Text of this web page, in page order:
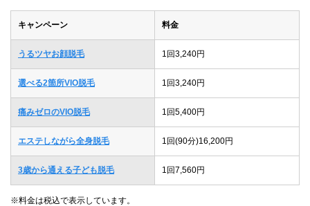
キャンペーン 料金
うるツヤお顔脱毛 1回3,240円
選べる2箇所VIO脱毛 1回3,240円
痛みゼロのVIO脱毛 1回5,400円
エステしながら全身脱毛 1回(90分)16,200円
3歳から通える子ども脱毛 1回7,560円
※料金は税込で表示しています。